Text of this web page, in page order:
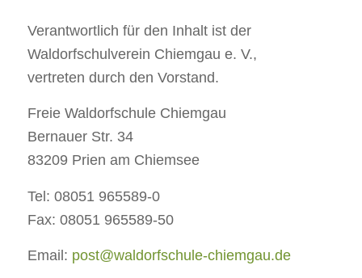
Verantwortlich für den Inhalt ist der
Waldorfschulverein Chiemgau e. V.,
vertreten durch den Vorstand.
Freie Waldorfschule Chiemgau
Bernauer Str. 34
83209 Prien am Chiemsee
Tel: 08051 965589-0
Fax: 08051 965589-50
Email: post@waldorfschule-chiemgau.de